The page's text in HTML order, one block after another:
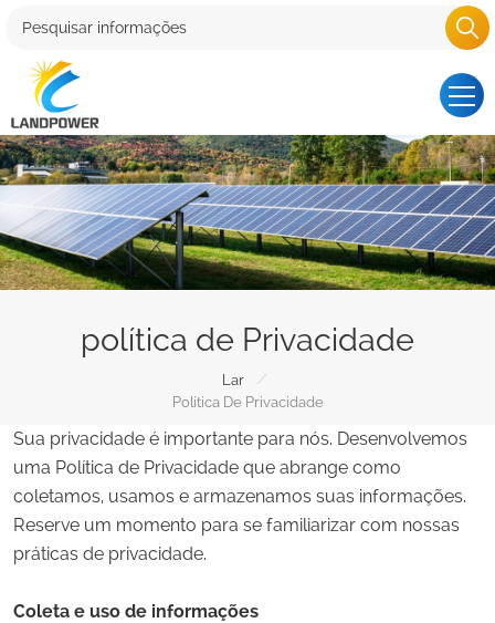
política de Privacidade
Lar
/
Política De Privacidade
Sua privacidade é importante para nós. Desenvolvemos
uma Política de Privacidade que abrange como
coletamos, usamos e armazenamos suas informações.
Reserve um momento para se familiarizar com nossas
práticas de privacidade.
Coleta e uso de informações